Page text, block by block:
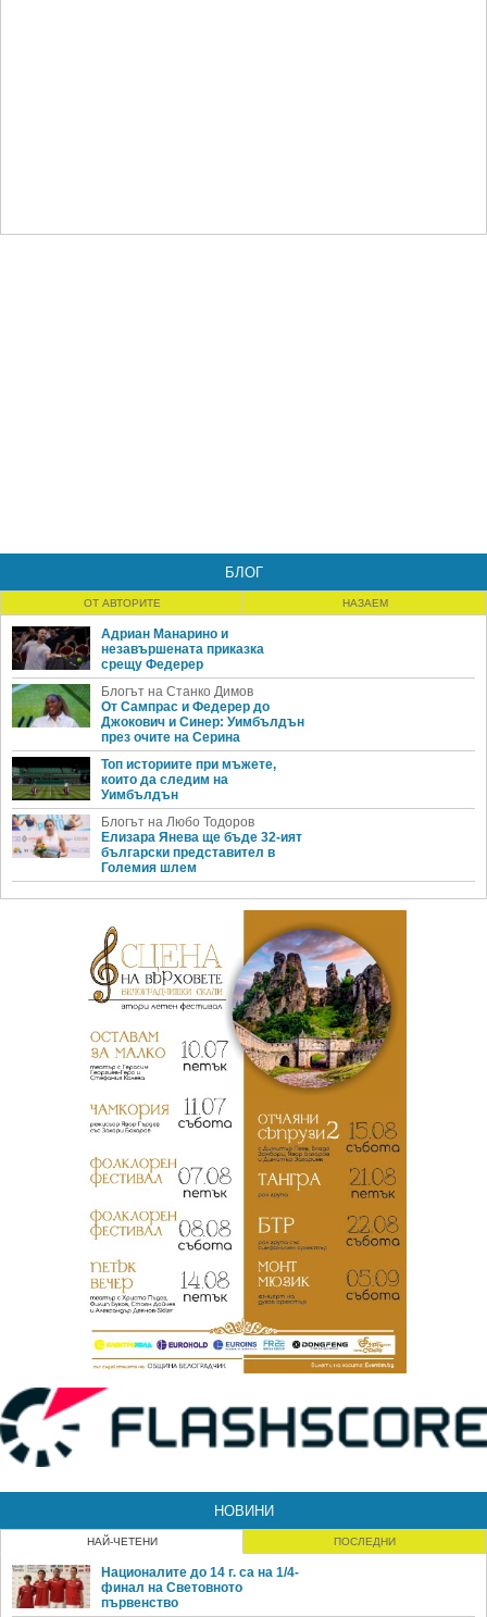
БЛОГ
ОТ АВТОРИТЕ НАЗАЕМ
Адриан Манарино и
незавършената приказка
срещу Федерер
Блогът на Станко Димов
От Сампрас и Федерер до
Джокович и Синер: Уимбълдън
през очите на Серина
Топ историите при мъжете,
които да следим на
Уимбълдън
Блогът на Любо Тодоров
Елизара Янева ще бъде 32-ият
български представител в
Големия шлем
НОВИНИ
НАЙ-ЧЕТЕНИ ПОСЛЕДНИ
Националите до 14 г. са на 1/4-
финал на Световното
първенство